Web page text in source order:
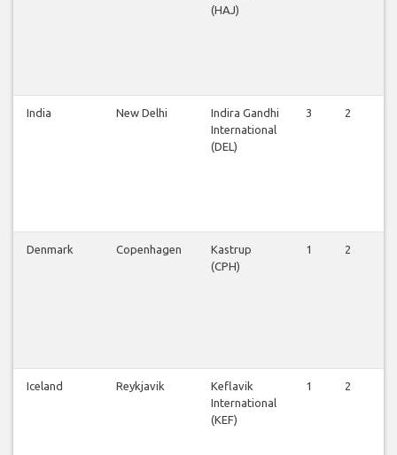
(HAJ)
India New Delhi
Indira Gandhi
International
(DEL)
3 2
Denmark Copenhagen
Kastrup
(CPH)
1 2
Iceland Reykjavik
Keflavik
International
(KEF)
1 2